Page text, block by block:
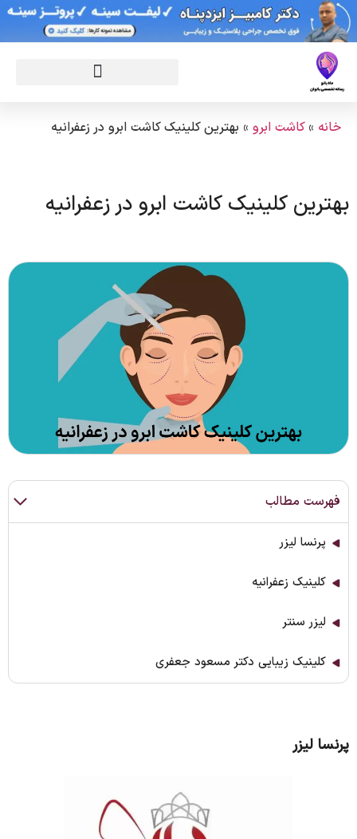
خانه » کاشت ابرو » بهترین کلینیک کاشت ابرو در زعفرانیه
بهترین کلینیک کاشت ابرو در زعفرانیه
فهرست مطالب
پرنسا لیزر
کلینیک زعفرانیه
لیزر سنتر
کلینیک زیبایی دکتر مسعود جعفری
پرنسا لیزر